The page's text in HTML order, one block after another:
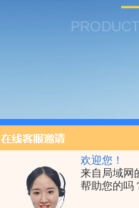
欢迎您！
来自局域网
帮助您的吗
母细胞瘤（U87-MG）